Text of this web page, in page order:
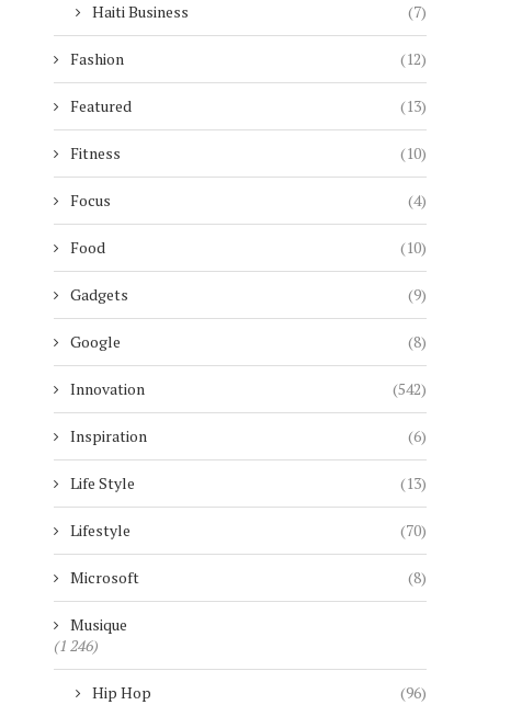
Haiti Business (7)
Fashion (12)
Featured (13)
Fitness (10)
Focus (4)
Food (10)
Gadgets (9)
Google (8)
Innovation (542)
Inspiration (6)
Life Style (13)
Lifestyle (70)
Microsoft (8)
Musique
(1 246)
Hip Hop (96)